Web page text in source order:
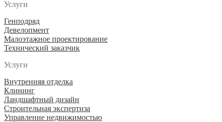
Услуги
Генподряд
Девелопмент
Малоэтажное проектирование
Технический заказчик
Услуги
Внутренняя отделка
Клининг
Ландшафтный дизайн
Строительная экспертиза
Управление недвижимостью